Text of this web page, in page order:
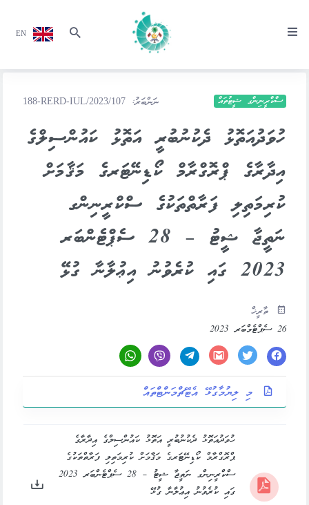
EN
ސްކްރީނިންގ ޝީޓުތައް ނަންބަރު: 188-RERD-IUL/2023/107
ހުވަދުއަތޮޅު ދެކުނުބުރީ އަތޮޅު ކައުންސިލްގެ
އިދާރާގެ ޕްރޮގްރާމް ކޯޑިނޭޓަރގެ މަޤާމަށް
ކުރިމަތިލި ފަރާތްތަކުގެ ސްކްރީނިންގ
ނަތީޖާ ޝީޓު – 28 ސެޕްޓެންބަރ
2023 ގައި ކުރެވުނު އިޢުލާނާ ގުޅޭ
ތާރީޚް
26 ސެޕްޓެމްބަރ 2023
މި ލިޔުމާގުޅޭ އެޓޭޗްމަންޓްތައް
ހުވަދުއަތޮޅު ދެކުނުބުރީ އަތޮޅު ކައުންސިލްގެ އިދާރާގެ
ޕްރޮގްރާމް ކޯޑިނޭޓަރގެ މަޤާމަށް ކުރިމަތިލި ފަރާތްތަކުގެ
ސްކްރީނިންގ ނަތީޖާ ޝީޓު – 28 ސެޕްޓެންބަރ 2023
ގައި ކުރެވުނު އިޢުލާނާ ގުޅޭ